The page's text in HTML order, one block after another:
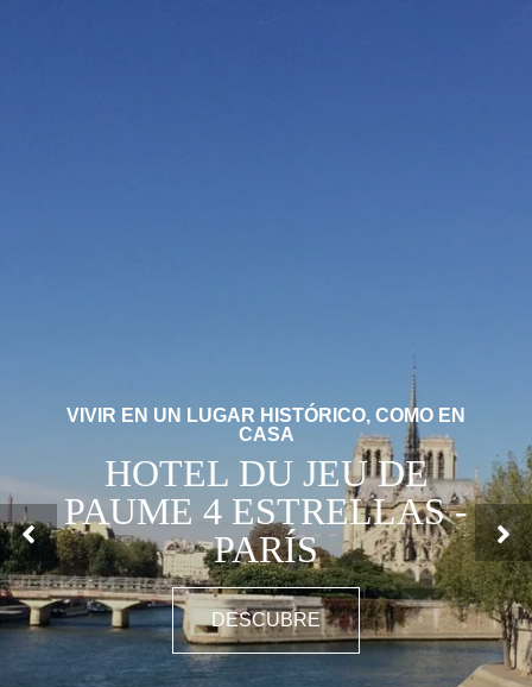
VIVIR EN UN LUGAR HISTÓRICO, COMO EN
CASA
HOTEL DU JEU DE
PAUME 4 ESTRELLAS -
PARÍS
DESCUBRE